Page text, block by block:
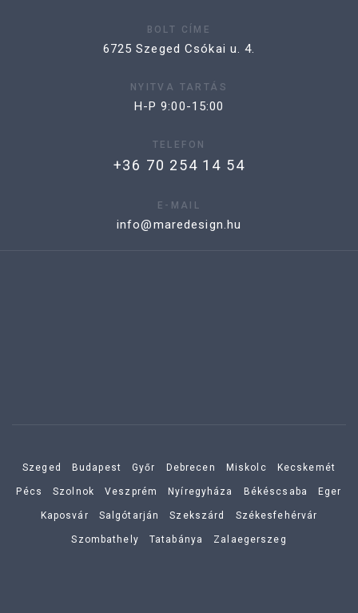
BOLT CÍME
6725 Szeged Csókai u. 4.
NYITVA TARTÁS
H-P 9:00-15:00
TELEFON
+36 70 254 14 54
E-MAIL
info@maredesign.hu
Szeged Budapest Győr Debrecen Miskolc Kecskemét
Pécs Szolnok Veszprém Nyíregyháza Békéscsaba Eger
Kaposvár Salgótarján Szekszárd Székesfehérvár
Szombathely Tatabánya Zalaegerszeg